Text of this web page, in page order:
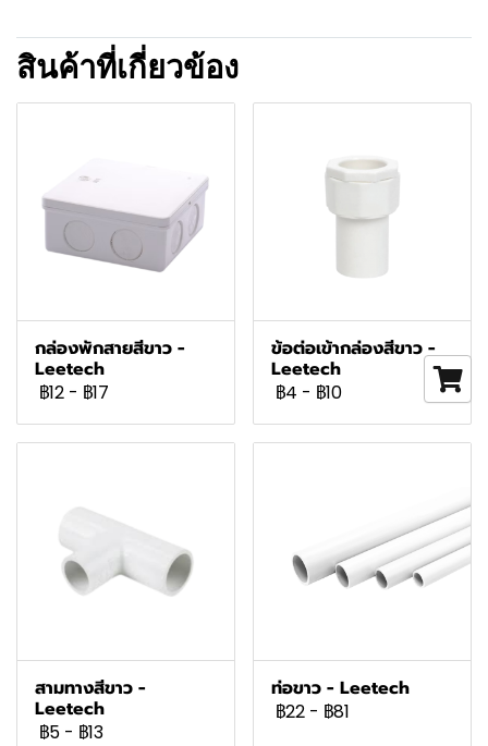
สินค้าที่เกี่ยวข้อง
กล่องพักสายสีขาว -
Leetech
฿12 - ฿17
ข้อต่อเข้ากล่องสีขาว -
Leetech
฿4 - ฿10
สามทางสีขาว -
Leetech
฿5 - ฿13
ท่อขาว - Leetech
฿22 - ฿81